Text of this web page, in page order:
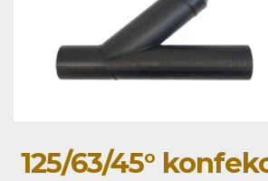
125/63/45°